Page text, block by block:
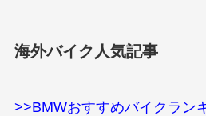
海外バイク人気記事
>>BMWおすすめバイクラン